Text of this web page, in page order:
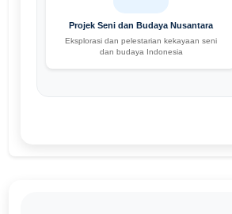
Projek Seni dan Budaya Nusantara
Eksplorasi dan pelestarian kekayaan seni
dan budaya Indonesia